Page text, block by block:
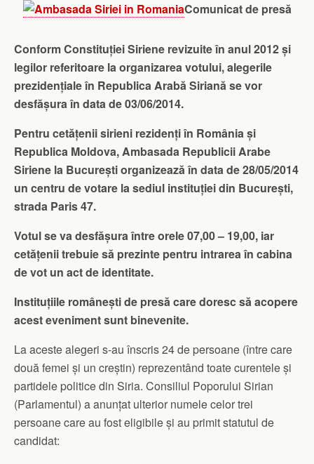
Comunicat de presă
Conform Constituției Siriene revizuite în anul 2012 și
legilor referitoare la organizarea votului, alegerile
prezidențiale în Republica Arabă Siriană se vor
desfășura în data de 03/06/2014.
Pentru cetățenii sirieni rezidenți în România și
Republica Moldova, Ambasada Republicii Arabe
Siriene la București organizează în data de 28/05/2014
un centru de votare la sediul instituției din București,
strada Paris 47.
Votul se va desfășura între orele 07,00 – 19,00, iar
cetățenii trebuie să prezinte pentru intrarea în cabina
de vot un act de identitate.
Instituțiile românești de presă care doresc să acopere
acest eveniment sunt binevenite.
La aceste alegeri s-au înscris 24 de persoane (între care
două femei și un creștin) reprezentând toate curentele și
partidele politice din Siria. Consiliul Poporului Sirian
(Parlamentul) a anunțat ulterior numele celor trei
persoane care au fost eligibile și au primit statutul de
candidat: